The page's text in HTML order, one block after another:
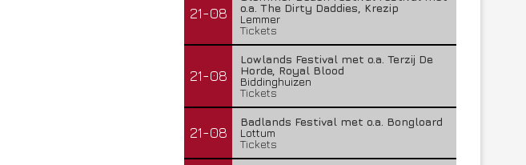
21-08
o.a. The Dirty Daddies, Krezip
Lemmer
Tickets
21-08
Lowlands Festival met o.a. Terzij De
Horde, Royal Blood
Biddinghuizen
Tickets
21-08
Badlands Festival met o.a. Bongloard
Lottum
Tickets